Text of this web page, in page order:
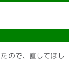
ので、直してほし